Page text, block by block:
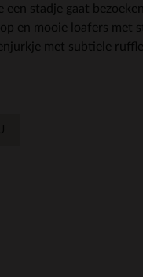
een stadje gaat
en mooie loafers met
met subtiele